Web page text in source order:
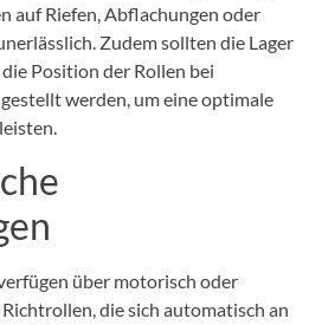
auf Riefen, Abflachungen oder
Zudem sollten die Lager
Position der Rollen bei
werden, um eine optimale
über motorisch oder
die sich automatisch an